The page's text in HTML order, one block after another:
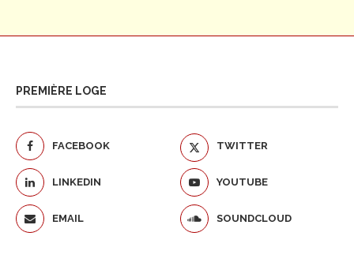
PREMIÈRE LOGE
FACEBOOK TWITTER
LINKEDIN YOUTUBE
EMAIL SOUNDCLOUD